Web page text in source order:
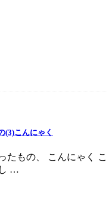
(3)こんにゃく
たもの、 こんにゃく こ
…